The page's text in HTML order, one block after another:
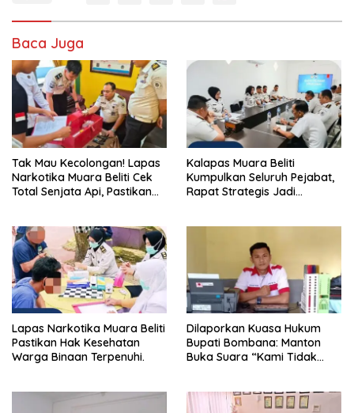
Baca Juga
Tak Mau Kecolongan! Lapas
Narkotika Muara Beliti Cek
Total Senjata Api, Pastikan
Kalapas Muara Beliti
Kumpulkan Seluruh Pejabat,
Rapat Strategis Jadi
Lapas Narkotika Muara Beliti
Pastikan Hak Kesehatan
Warga Binaan Terpenuhi.
Dilaporkan Kuasa Hukum
Bupati Bombana: Manton
Buka Suara “Kami Tidak